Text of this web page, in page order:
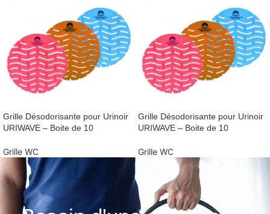
Grille Désodorisante pour Urinoir
URIWAVE – Boite de 10
Grille WC
Grille Désodorisante pour Urinoir
URIWAVE – Boite de 10
Grille WC